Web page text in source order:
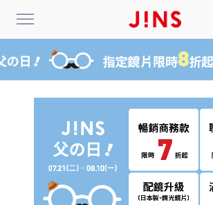
登入/註冊
最新消息